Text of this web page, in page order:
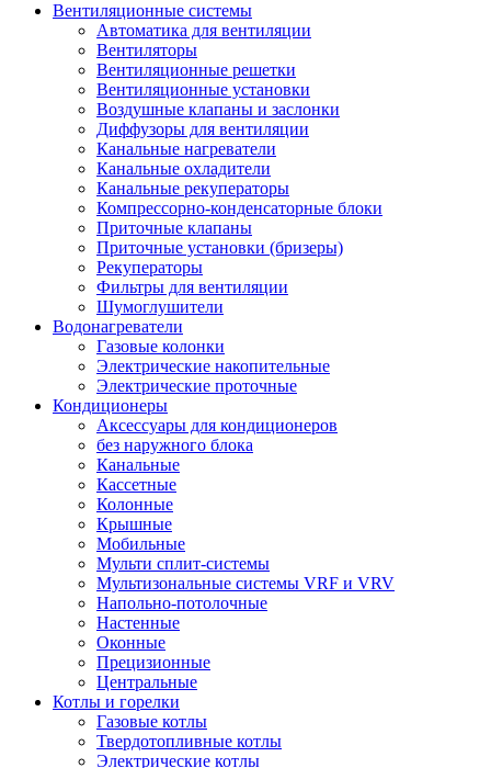
Вентиляционные системы
Автоматика для вентиляции
Вентиляторы
Вентиляционные решетки
Вентиляционные установки
Воздушные клапаны и заслонки
Диффузоры для вентиляции
Канальные нагреватели
Канальные охладители
Канальные рекуператоры
Компрессорно-конденсаторные блоки
Приточные клапаны
Приточные установки (бризеры)
Рекуператоры
Фильтры для вентиляции
Шумоглушители
Водонагреватели
Газовые колонки
Электрические накопительные
Электрические проточные
Кондиционеры
Аксессуары для кондиционеров
без наружного блока
Канальные
Кассетные
Колонные
Крышные
Мобильные
Мульти сплит-системы
Мультизональные системы VRF и VRV
Напольно-потолочные
Настенные
Оконные
Прецизионные
Центральные
Котлы и горелки
Газовые котлы
Твердотопливные котлы
Электрические котлы